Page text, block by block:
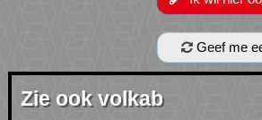
Geef me
Zie ook volkab